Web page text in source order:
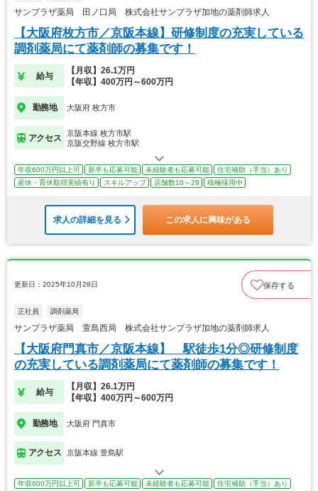
サンプラザ薬局 田ノ口局 株式会社サンプラザ加地の薬剤師求人
【大阪府枚方市／京阪本線】研修制度の充実している
調剤薬局にて薬剤師の募集です！
給与
【月収】26.1万円
【年収】400万円～600万円
勤務地 大阪府 枚方市
アクセス
京阪本線 枚方市駅
京阪交野線 枚方市駅
年収600万円以上可 新卒も応募可能 未経験者も応募可能
住宅補助（手当）あり
産休・育休取得実績有り
スキルアップ 店舗数10～29 積極採用中
求人の詳細を見る この求人に興味がある
更新日：2025年10月28日 保存する
正社員 調剤薬局
サンプラザ薬局 萱島西局 株式会社サンプラザ加地の薬剤師求人
【大阪府門真市／京阪本線】 駅徒歩1分◎研修制度
の充実している調剤薬局にて薬剤師の募集です！
給与
【月収】26.1万円
【年収】400万円～600万円
勤務地 大阪府 門真市
アクセス 京阪本線 萱島駅
年収600万円以上可 新卒も応募可能 未経験者も応募可能
住宅補助（手当）あり